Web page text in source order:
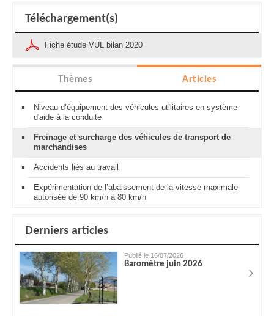
Téléchargement(s)
Fiche étude VUL bilan 2020
Thèmes Articles
Niveau d’équipement des véhicules utilitaires en système
d'aide à la conduite
Freinage et surcharge des véhicules de transport de
marchandises
Accidents liés au travail
Expérimentation de l’abaissement de la vitesse maximale
autorisée de 90 km/h à 80 km/h
Derniers articles
Publié le 16/07/2026
Baromètre juin 2026